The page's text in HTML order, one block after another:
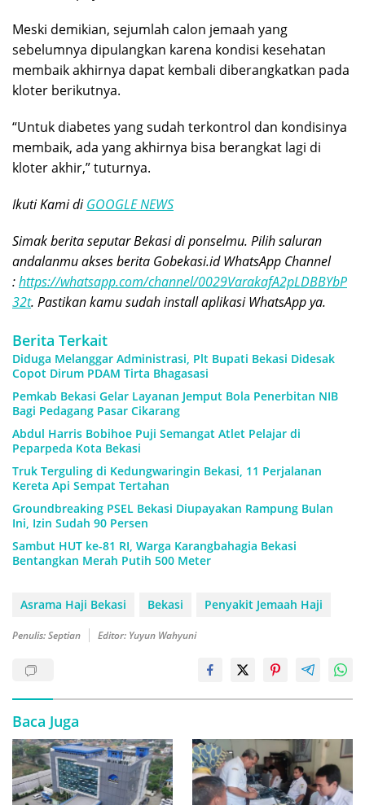
Meski demikian, sejumlah calon jemaah yang
sebelumnya dipulangkan karena kondisi kesehatan
membaik akhirnya dapat kembali diberangkatkan pada
kloter berikutnya.
“Untuk diabetes yang sudah terkontrol dan kondisinya
membaik, ada yang akhirnya bisa berangkat lagi di
kloter akhir,” tuturnya.
Ikuti Kami diGOOGLE NEWS
Simak berita seputar Bekasi di ponselmu. Pilih saluran
andalanmu akses berita Gobekasi.id WhatsApp Channel
:https://whatsapp.com/channel/0029VarakafA2pLDBBYbP
32t. Pastikan kamu sudah install aplikasi WhatsApp ya.
Berita Terkait
Diduga Melanggar Administrasi, Plt Bupati Bekasi Didesak
Copot Dirum PDAM Tirta Bhagasasi
Pemkab Bekasi Gelar Layanan Jemput Bola Penerbitan NIB
Bagi Pedagang Pasar Cikarang
Abdul Harris Bobihoe Puji Semangat Atlet Pelajar di
Peparpeda Kota Bekasi
Truk Terguling di Kedungwaringin Bekasi, 11 Perjalanan
Kereta Api Sempat Tertahan
Groundbreaking PSEL Bekasi Diupayakan Rampung Bulan
Ini, Izin Sudah 90 Persen
Sambut HUT ke-81 RI, Warga Karangbahagia Bekasi
Bentangkan Merah Putih 500 Meter
Asrama Haji Bekasi Bekasi Penyakit Jemaah Haji
Penulis: Septian Editor: Yuyun Wahyuni
Baca Juga